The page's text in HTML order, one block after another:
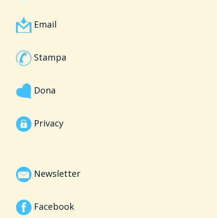
Email
Stampa
Dona
Privacy
Newsletter
Facebook